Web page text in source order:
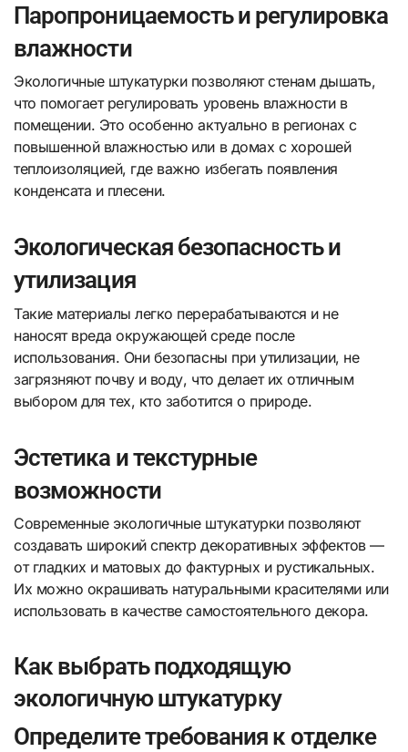
Паропроницаемость и регулировка
влажности
Экологичные штукатурки позволяют стенам дышать,
что помогает регулировать уровень влажности в
помещении. Это особенно актуально в регионах с
повышенной влажностью или в домах с хорошей
теплоизоляцией, где важно избегать появления
конденсата и плесени.
Экологическая безопасность и
утилизация
Такие материалы легко перерабатываются и не
наносят вреда окружающей среде после
использования. Они безопасны при утилизации, не
загрязняют почву и воду, что делает их отличным
выбором для тех, кто заботится о природе.
Эстетика и текстурные
возможности
Современные экологичные штукатурки позволяют
создавать широкий спектр декоративных эффектов —
от гладких и матовых до фактурных и рустикальных.
Их можно окрашивать натуральными красителями или
использовать в качестве самостоятельного декора.
Как выбрать подходящую
экологичную штукатурку
Определите требования к отделке